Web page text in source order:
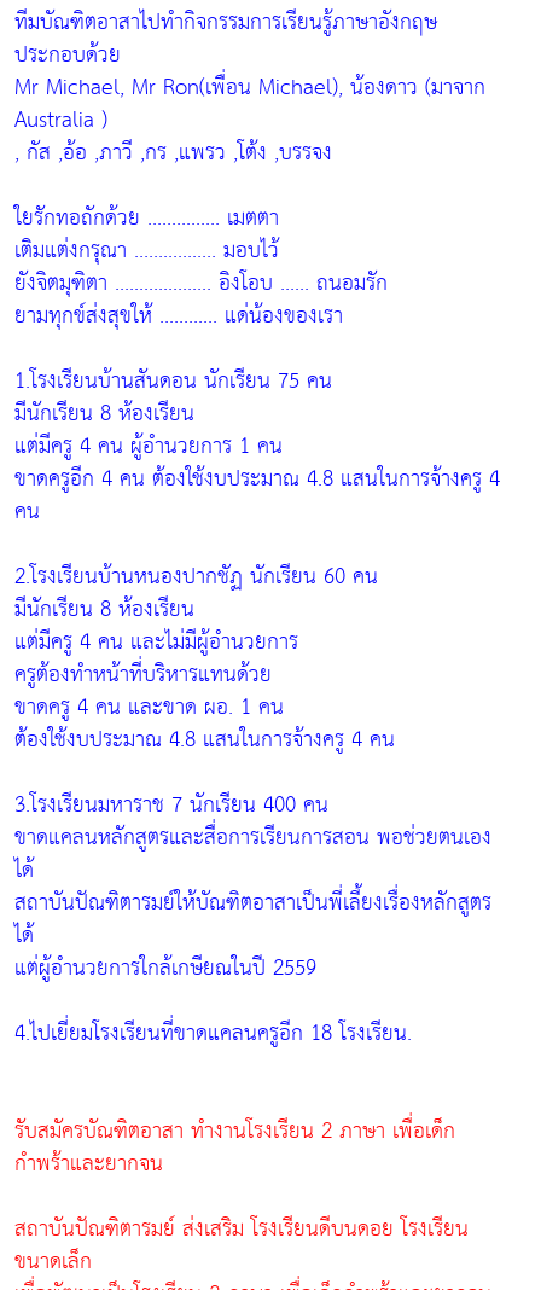
ทีมบัณฑิตอาสาไปทำกิจกรรมการเรียนรู้ภาษาอังกฤษ
ประกอบด้วย
Mr Michael, Mr Ron(เพื่อน Michael), น้องดาว (มาจาก
Australia )
, กัส ,อ้อ ,ภาวี ,กร ,แพรว ,โต้ง ,บรรจง
ใยรักทอถักด้วย ............... เมตตา
เติมแต่งกรุณา ................. มอบไว้
ยังจิตมุฑิตา .................... อิงโอบ ...... ถนอมรัก
ยามทุกข์ส่งสุขให้ ............ แด่น้องของเรา
1.โรงเรียนบ้านสันดอน นักเรียน 75 คน
มีนักเรียน 8 ห้องเรียน
แต่มีครู 4 คน ผู้อำนวยการ 1 คน
ขาดครูอีก 4 คน ต้องใช้งบประมาณ 4.8 แสนในการจ้างครู 4
คน
2.โรงเรียนบ้านหนองปากชัฏ นักเรียน 60 คน
มีนักเรียน 8 ห้องเรียน
แต่มีครู 4 คน และไม่มีผู้อำนวยการ
ครูต้องทำหน้าที่บริหารแทนด้วย
ขาดครู 4 คน และขาด ผอ. 1 คน
ต้องใช้งบประมาณ 4.8 แสนในการจ้างครู 4 คน
3.โรงเรียนมหาราช 7 นักเรียน 400 คน
ขาดแคลนหลักสูตรและสื่อการเรียนการสอน พอช่วยตนเอง
ได้
สถาบันปัณฑิตารมย์ให้บัณฑิตอาสาเป็นพี่เลี้ยงเรื่องหลักสูตร
ได้
แต่ผู้อำนวยการใกล้เกษียณในปี 2559
4.ไปเยี่ยมโรงเรียนที่ขาดแคลนครูอีก 18 โรงเรียน.
รับสมัครบัณฑิตอาสา ทำงานโรงเรียน 2 ภาษา เพื่อเด็ก
กำพร้าและยากจน
สถาบันปัณฑิตารมย์ ส่งเสริม โรงเรียนดีบนดอย โรงเรียน
ขนาดเล็ก